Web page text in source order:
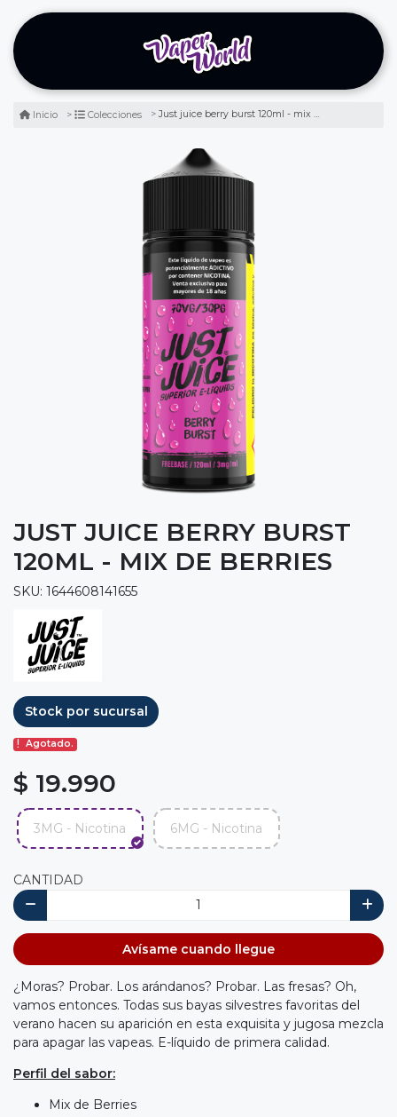
Inicio Colecciones Just juice berry burst 120ml - mix de berries
JUST JUICE BERRY BURST
120ML - MIX DE BERRIES
SKU: 1644608141655
Stock por sucursal
Agotado.
$ 19.990
3MG - Nicotina 6MG - Nicotina
CANTIDAD
Avísame cuando llegue
¿Moras? Probar. Los arándanos? Probar. Las fresas? Oh,
vamos entonces. Todas sus bayas silvestres favoritas del
verano hacen su aparición en esta exquisita y jugosa mezcla
para apagar las vapeas. E-líquido de primera calidad.
Perfil del sabor:
Mix de Berries